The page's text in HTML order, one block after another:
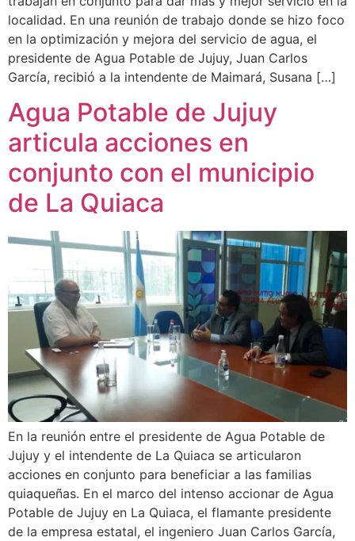
localidad. En una reunión de trabajo donde se hizo foco
en la optimización y mejora del servicio de agua, el
presidente de Agua Potable de Jujuy, Juan Carlos
García, recibió a la intendente de Maimará, Susana […]
Agua Potable de Jujuy
articula acciones en
conjunto con el municipio
de La Quiaca
En la reunión entre el presidente de Agua Potable de
Jujuy y el intendente de La Quiaca se articularon
acciones en conjunto para beneficiar a las familias
quiaqueñas. En el marco del intenso accionar de Agua
Potable de Jujuy en La Quiaca, el flamante presidente
de la empresa estatal, el ingeniero Juan Carlos García,